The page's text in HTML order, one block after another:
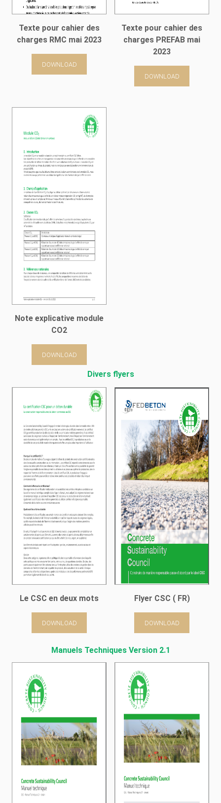
Texte pour cahier des
charges RMC mai 2023
DOWNLOAD
Texte pour cahier des
charges PREFAB mai
2023
DOWNLOAD
Note explicative module
CO2
DOWNLOAD
Divers flyers
Le CSC en deux mots
DOWNLOAD
Flyer CSC ( FR)
DOWNLOAD
Manuels Techniques Version 2.1